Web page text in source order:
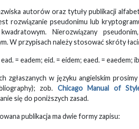
autorów oraz tytuły publikacji
rozwiązanie pseudonimu lub
Nierozwiązany
W przypisach należy stosować skróty
= eadem; eid. = eidem; eaed. = eaedem;
zgłaszanych w języku angielskim
zob. Chicago Manual of
się do poniższych zasad.
publikacja ma dwie formy zapisu: